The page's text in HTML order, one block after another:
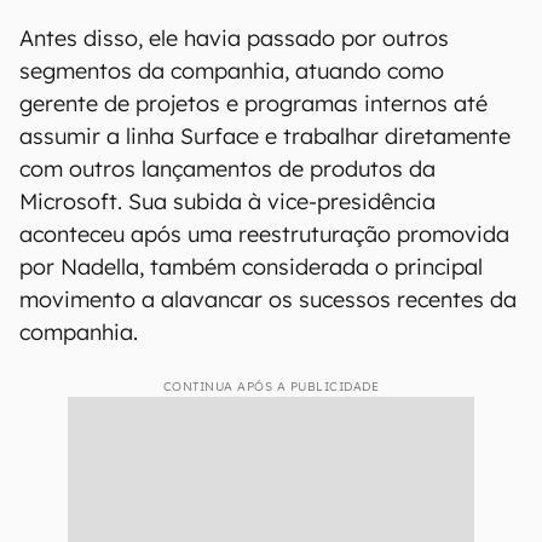
Antes disso, ele havia passado por outros
segmentos da companhia, atuando como
gerente de projetos e programas internos até
assumir a linha Surface e trabalhar diretamente
com outros lançamentos de produtos da
Microsoft. Sua subida à vice-presidência
aconteceu após uma reestruturação promovida
por Nadella, também considerada o principal
movimento a alavancar os sucessos recentes da
companhia.
CONTINUA APÓS A PUBLICIDADE